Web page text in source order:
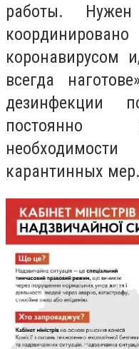
работы.
коронавирусом
всегда
дезинфекции
постоянно
карантинных мер.